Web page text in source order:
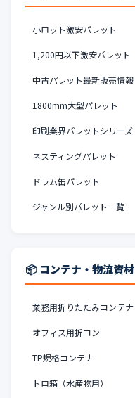
小ロット激安パレット
1,200円以下激安パレット
中古パレット最新販売情報
1800mm大型パレット
印刷業界パレットシリーズ
ネスティングパレット
ドラム缶パレット
ジャンル別パレット一覧
📦 コンテナ・物流資材
業務用折りたたみコンテナ
オフィス用折コン
TP規格コンテナ
トロ箱（水産物用）